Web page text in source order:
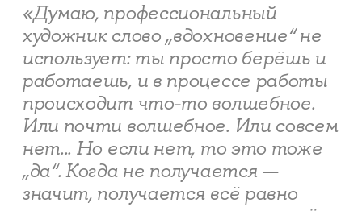
«Думаю, профессиональный
художник слово „вдохновение“ не
использует: ты просто берёшь и
работаешь, и в процессе работы
происходит что-то волшебное.
Или почти волшебное. Или совсем
нет... Но если нет, то это тоже
„да“. Когда не получается —
значит, получается всё равно